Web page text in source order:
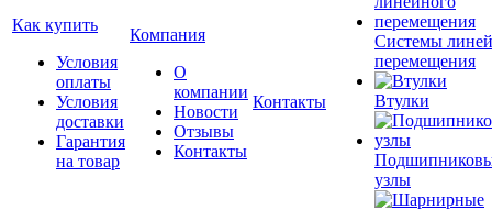
Как купить
Условия
оплаты
Условия
доставки
Гарантия
на товар
Компания
О
компании
Новости
Отзывы
Контакты
Контакты
Системы
перемещения
Втулки
узлы